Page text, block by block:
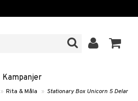
Kampanjer
» Rita & Måla » Stationary Box Unicorn 5 Delar